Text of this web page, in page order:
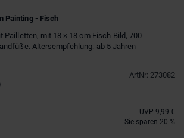
Painting - Fisch
Pailletten, mit 18 × 18 cm Fisch-Bild, 700
Altersempfehlung: ab 5 Jahren
ArtNr: 273082
UVP 9,99 €
Sie sparen 20 %